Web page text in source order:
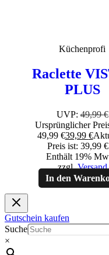
Küchenprofi
Raclette
PLUS
UVP: 49,99€
Ursprünglicher
49,99 €39,99 €
Preis ist: 39,99
Enthält 19%
zzgl.Versand
In den
Gutschein kaufen
Suche
×